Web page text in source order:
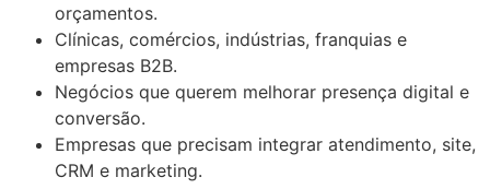
orçamentos.
Clínicas, comércios, indústrias, franquias e
empresas B2B.
Negócios que querem melhorar presença digital e
conversão.
Empresas que precisam integrar atendimento, site,
CRM e marketing.